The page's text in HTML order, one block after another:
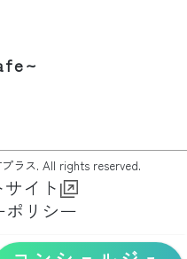
ラス. All rights reserved.
イト
ポリシー